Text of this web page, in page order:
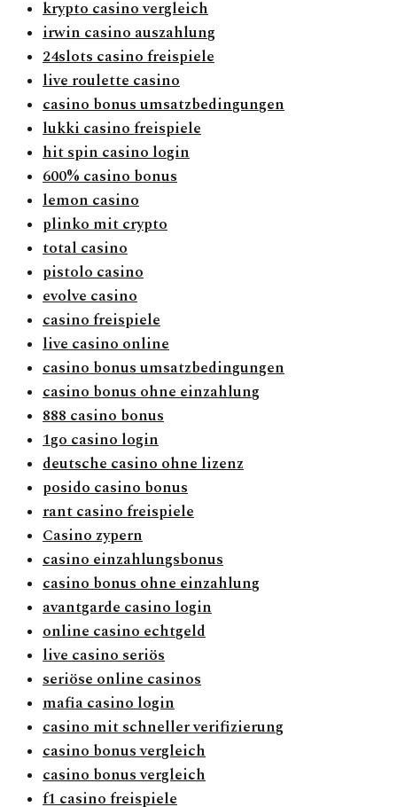
krypto casino vergleich
irwin casino auszahlung
24slots casino freispiele
live roulette casino
casino bonus umsatzbedingungen
lukki casino freispiele
hit spin casino login
600% casino bonus
lemon casino
plinko mit crypto
total casino
pistolo casino
evolve casino
casino freispiele
live casino online
casino bonus umsatzbedingungen
casino bonus ohne einzahlung
888 casino bonus
1go casino login
deutsche casino ohne lizenz
posido casino bonus
rant casino freispiele
Casino zypern
casino einzahlungsbonus
casino bonus ohne einzahlung
avantgarde casino login
online casino echtgeld
live casino seriös
seriöse online casinos
mafia casino login
casino mit schneller verifizierung
casino bonus vergleich
casino bonus vergleich
f1 casino freispiele